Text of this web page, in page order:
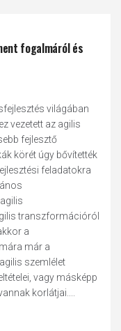
fogalmáról és
világában
vezetett az agilis
fejlesztő
körét úgy bővítették
feladatokra
transzformációról
a
már a
szemlélet
vagy másképp
korlátjai....